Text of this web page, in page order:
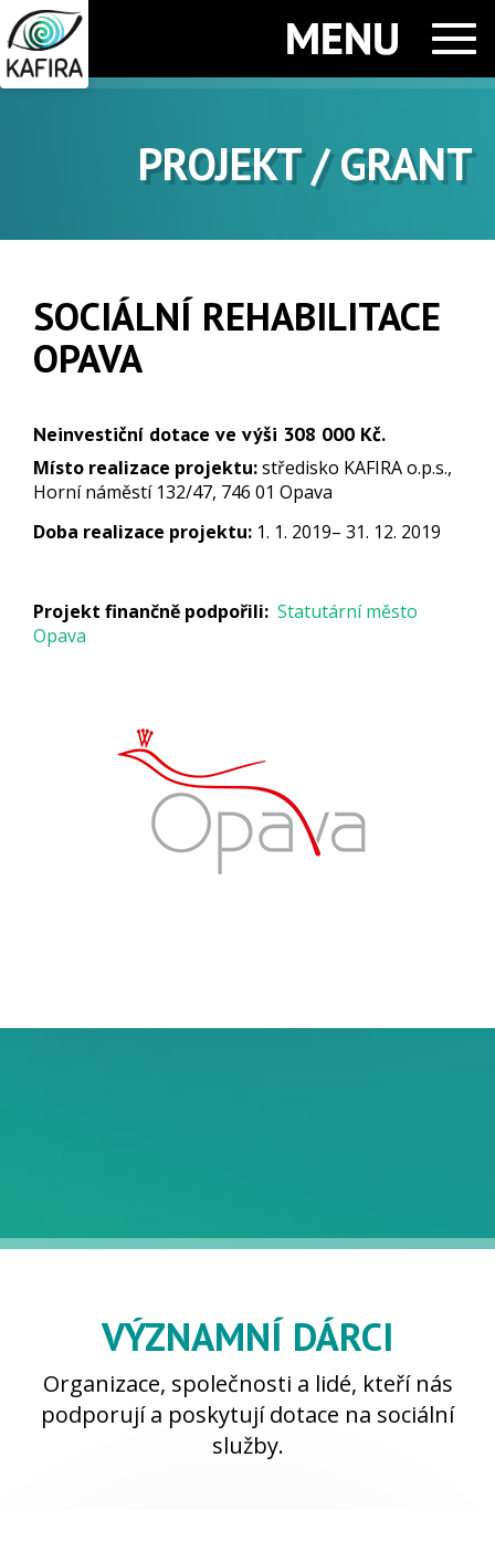
PROJEKT / GRANT
SOCIÁLNÍ REHABILITACE
OPAVA
Neinvestiční dotace ve výši 308 000 Kč.
Místo realizace projektu:středisko KAFIRA o.p.s.,
Horní náměstí 132/47, 746 01 Opava
Doba realizace projektu: 1. 1. 2019– 31. 12. 2019
Projekt finančně podpořili: Statutární město
Opava
VÝZNAMNÍ DÁRCI
Organizace, společnosti a lidé, kteří nás
podporují a poskytují dotace na sociální
služby.